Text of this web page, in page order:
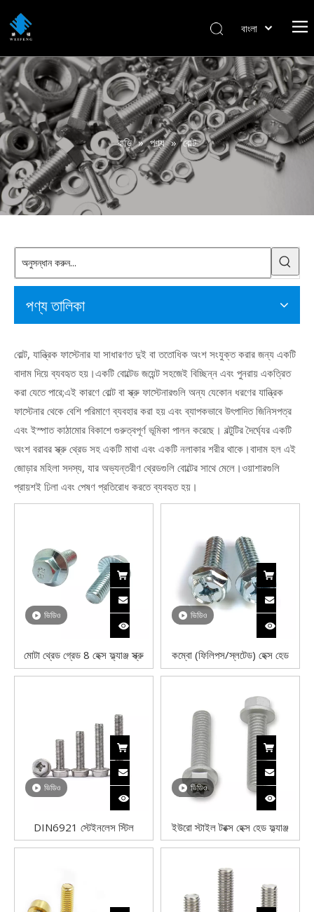
বাংলা
Italiano
Deutsch
Português
Español
Pусский
Français
English
বাড়ি » পণ্য » বোল্ট
পণ্য তালিকা
বোল্ট, যান্ত্রিক ফাস্টেনার যা সাধারণত দুই বা ততোধিক অংশ সংযুক্ত করার জন্য একটি
বাদাম দিয়ে ব্যবহৃত হয়।একটি বোল্টেড জয়েন্ট সহজেই বিচ্ছিন্ন এবং পুনরায় একত্রিত
করা যেতে পারে;এই কারণে বোল্ট বা স্ক্রু ফাস্টেনারগুলি অন্য যেকোন ধরণের যান্ত্রিক
ফাস্টেনার থেকে বেশি পরিমাণে ব্যবহার করা হয় এবং ব্যাপকভাবে উৎপাদিত জিনিসপত্র
এবং ইস্পাত কাঠামোর বিকাশে গুরুত্বপূর্ণ ভূমিকা পালন করেছে। বল্টুটির দৈর্ঘ্যের একটি
অংশ বরাবর স্ক্রু থ্রেড সহ একটি মাথা এবং একটি নলাকার শরীর থাকে।বাদাম হল এই
জোড়ার মহিলা সদস্য, যার অভ্যন্তরীণ থ্রেডগুলি বোল্টের সাথে মেলে।ওয়াশারগুলি
প্রায়শই ঢিলা এবং পেষণ প্রতিরোধ করতে ব্যবহৃত হয়।
ভিডিও
মোটা থ্রেড গ্রেড 8 হেক্স ফ্ল্যাঞ্জ স্ক্রু
অ্যালয় স্টিল জিঙ্ক প্লেটেড
ভিডিও
কম্বো (ফিলিপস/স্লটেড) হেক্স হেড
ফ্ল্যাঞ্জ বোল্ট লো কার্বন স্টিল জিঙ্ক
ভিডিও
DIN6921 স্টেইনলেস স্টিল
SS304 SS316 ফিলিপস ড্রাইভ
ভিডিও
ইউরো স্টাইল টরক্স হেক্স হেড ফ্ল্যাঞ্জ
বোল্ট